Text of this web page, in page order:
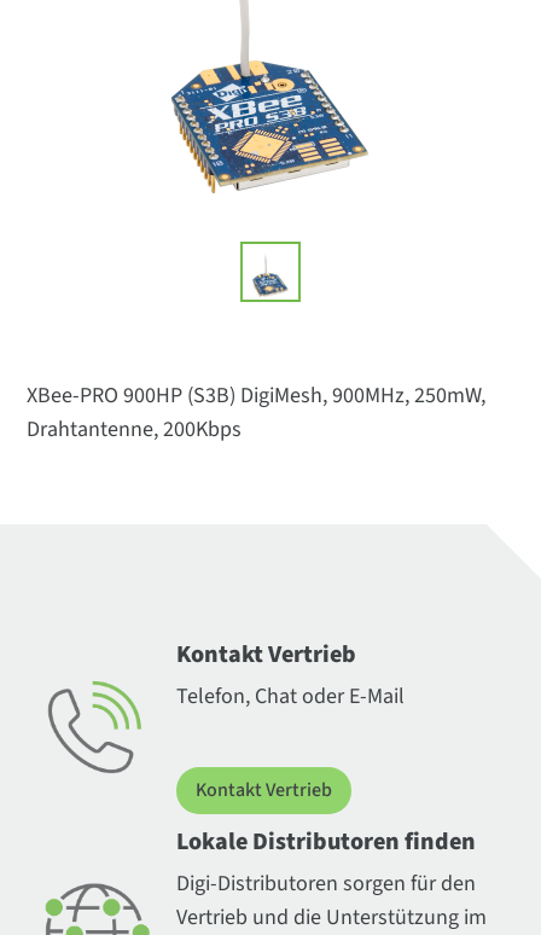
XBee-PRO 900HP (S3B) DigiMesh, 900MHz, 250mW,
Drahtantenne, 200Kbps
Kontakt Vertrieb
Telefon, Chat oder E-Mail
Kontakt Vertrieb
Lokale Distributoren finden
Digi-Distributoren sorgen für den
Vertrieb und die Unterstützung im